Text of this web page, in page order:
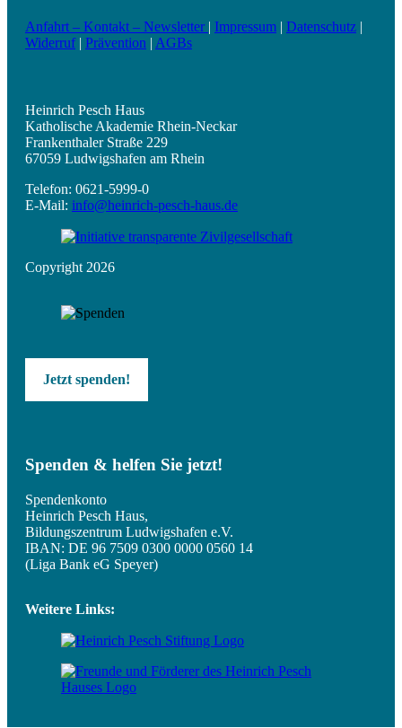
Anfahrt – Kontakt – Newsletter | Impressum | Datenschutz |
Widerruf| Prävention | AGBs
Heinrich Pesch Haus
Katholische Akademie Rhein-Neckar
Frankenthaler Straße 229
67059 Ludwigshafen am Rhein
Telefon: 0621-5999-0
E-Mail: info@heinrich-pesch-haus.de
Copyright 2026
Jetzt spenden!
Spenden & helfen Sie jetzt!
Spendenkonto
Heinrich Pesch Haus,
Bildungszentrum Ludwigshafen e.V.
IBAN: DE 96 7509 0300 0000 0560 14
(Liga Bank eG Speyer)
Weitere Links: